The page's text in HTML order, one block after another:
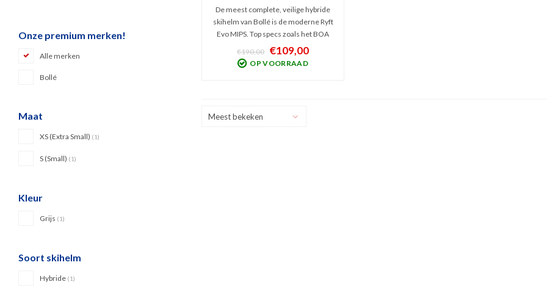
Onze premium merken!
Alle merken
Bollé
Maat
XS (Extra Small) (1)
S (Small) (1)
Kleur
Grijs (1)
Soort skihelm
Hybride (1)
De meest complete, veilige hybride
skihelm van Bollé is de moderne Ryft
Evo MIPS. Top specs zoals het BOA
Fit System, instelbare ventilatie en
MIPS Protection is gecombineerd
met een stoer design. Glanzend grijs
€190,00 €109,00
OP VOORRAAD
Meest bekeken